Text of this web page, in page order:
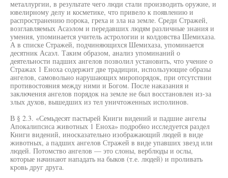
металлургии, в результате чего люди стали производить оружие, и
ювелирному делу и косметике, что привело к появлению и
распространению порока, греха и зла на земле. Среди Стражей,
возглавляемых Асаэлом и передавших людям различные знания и
умения, упоминается учитель астрологии и колдовства Шемихаза.
А в списке Стражей, подчиняющихся Шемихаза, упоминается
десятник Асаэл. Таким образом, анализ упоминаний о
деятельности падших ангелов позволил установить, что учение о
Стражах 1 Еноха содержит две традиции, использующие образы
ангелов, самовольно нарушающих миропорядок, при отсутствии
противостояния между ними и Богом. После наказания и
заключения ангелов порядок на земле не был восстановлен из-за
злых духов, вышедших из тел уничтоженных исполинов.
В § 2.3. «Семьдесят пастырей Книги видений и падшие ангелы
Апокалипсиса животных 1 Еноха» подробно исследуется раздел
Книги видений, иносказательно изображающий людей в виде
животных, а падших ангелов Стражей в виде упавших звезд или
людей. Потомство ангелов — это слоны, верблюды и ослы,
которые начинают нападать на быков (т.е. людей) и проливать
кровь друг друга.